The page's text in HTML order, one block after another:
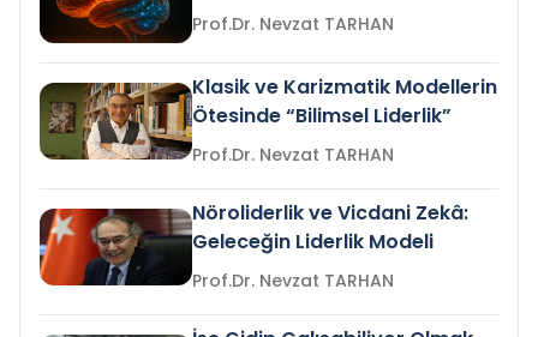
Prof.Dr. Nevzat TARHAN
Klasik ve Karizmatik Modellerin
Ötesinde “Bilimsel Liderlik”
Prof.Dr. Nevzat TARHAN
Nöroliderlik ve Vicdani Zekâ:
Geleceğin Liderlik Modeli
Prof.Dr. Nevzat TARHAN